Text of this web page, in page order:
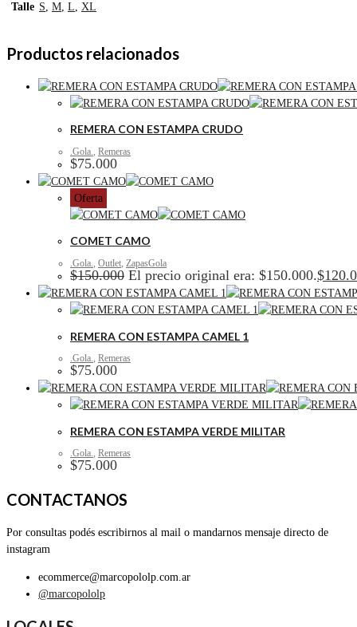
Talle S, M, L, XL
Productos relacionados
REMERA CON ESTAMPA CRUDO
.Gola. Remeras
$75.000
Oferta
COMET CAMO
.Gola., Outlet, ZapasGola
$150.000 El precio original era: $150.000.$
REMERA CON ESTAMPA CAMEL 1
.Gola., Remeras
$75.000
REMERA CON ESTAMPA VERDE MILITAR
.Gola., Remeras
$75.000
CONTACTANOS
Por consultas podés escribirnos al mail o mandarnos mensaje directo de
instagram
ecommerce@marcopololp.com.ar
@marcopololp